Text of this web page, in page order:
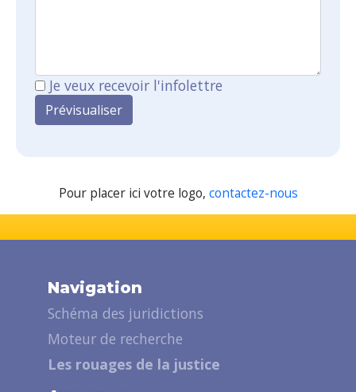
Je veux recevoir l'infolettre
Pour placer ici votre logo, contactez-nous
Navigation
Schéma des juridictions
Moteur de recherche
Les rouages de la justice